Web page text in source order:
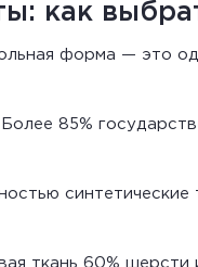
как
форма — это
Более 85%
ткань 60% шерсти